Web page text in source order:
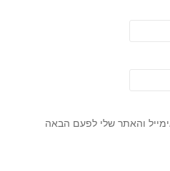
והאתר שלי לפעם הבאה